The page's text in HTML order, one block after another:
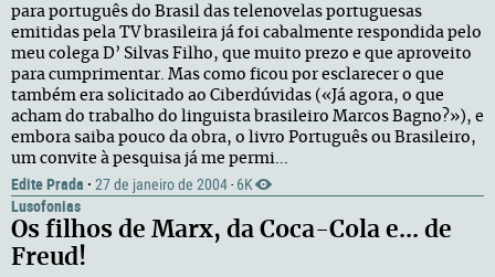
para português do Brasil das telenovelas portuguesas
emitidas pela TV brasileira já foi cabalmente respondida pelo
meu colega D’ Silvas Filho, que muito prezo e que aproveito
para cumprimentar. Mas como ficou por esclarecer o que
também era solicitado ao Ciberdúvidas («Já agora, o que
acham do trabalho do linguista brasileiro Marcos Bagno?»), e
embora saiba pouco da obra, o livro Português ou Brasileiro,
um convite à pesquisa já me permi...
Edite Prada · 27 de janeiro de 2004 · 6K
Lusofonias
Os filhos de Marx, da Coca-Cola e... de
Freud!